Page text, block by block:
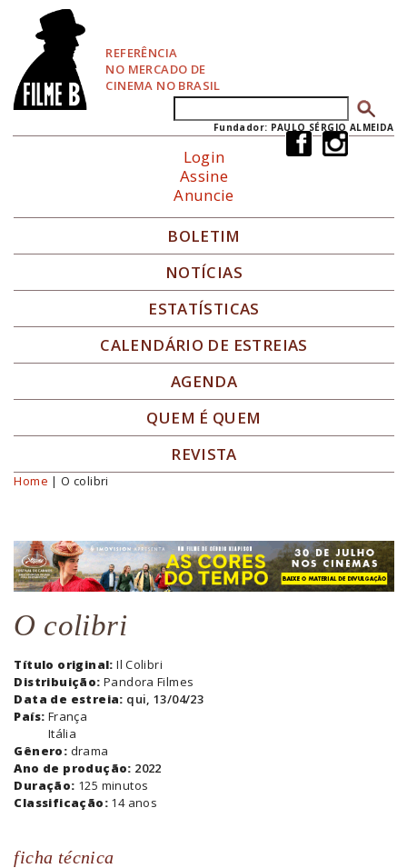
REFERÊNCIA
NO MERCADO DE
CINEMA NO BRASIL
Formulário de busca
Fundador: PAULO SÉRGIO ALMEIDA
Login
Assine
Anuncie
BOLETIM
NOTÍCIAS
ESTATÍSTICAS
CALENDÁRIO DE ESTREIAS
AGENDA
QUEM É QUEM
REVISTA
Você está aqui
Home | O colibri
O colibri
Título original:Il Colibri
Distribuição: Pandora Filmes
Data de estreia: qui, 13/04/23
País: França
Itália
Gênero: drama
Ano de produção: 2022
Duração: 125 minutos
Classificação: 14 anos
ficha técnica